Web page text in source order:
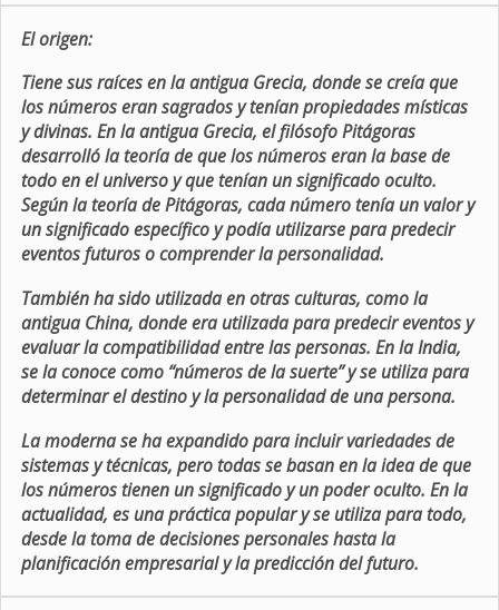
El origen:
Tiene sus raíces en la antigua Grecia, donde se creía que
los números eran sagrados y tenían propiedades místicas
y divinas. En la antigua Grecia, el filósofo Pitágoras
desarrolló la teoría de que los números eran la base de
todo en el universo y que tenían un significado oculto.
Según la teoría de Pitágoras, cada número tenía un valor y
un significado específico y podía utilizarse para predecir
eventos futuros o comprender la personalidad.
También ha sido utilizada en otras culturas, como la
antigua China, donde era utilizada para predecir eventos y
evaluar la compatibilidad entre las personas. En la India,
se la conoce como “números de la suerte” y se utiliza para
determinar el destino y la personalidad de una persona.
La moderna se ha expandido para incluir variedades de
sistemas y técnicas, pero todas se basan en la idea de que
los números tienen un significado y un poder oculto. En la
actualidad, es una práctica popular y se utiliza para todo,
desde la toma de decisiones personales hasta la
planificación empresarial y la predicción del futuro.